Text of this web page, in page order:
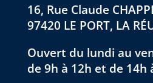
16, Rue Claude
97420 LE PORT, LA
Ouvert du lundi au
de 9h à 12h et de 14h